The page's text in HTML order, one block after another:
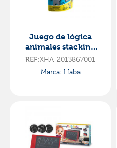
Juego de lógica
animales stacking
challenge
REF:XHA-2013867001
Marca: Haba